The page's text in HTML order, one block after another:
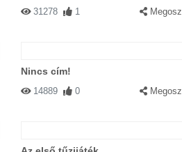
31278 1
Nincs cím!
14889 0